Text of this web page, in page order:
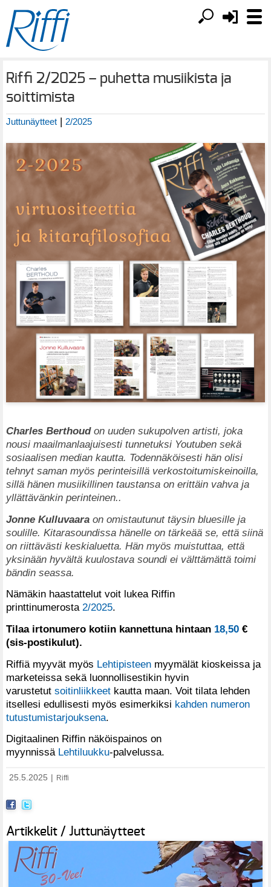
Riffi 2/2025 – puhetta musiikista ja
soittimista
Juttunäytteet | 2/2025
Charles Berthoudon uuden sukupolven artisti, joka
nousi maailmanlaajuisesti tunnetuksi Youtuben sekä
sosiaalisen median kautta. Todennäköisesti hän olisi
tehnyt saman myös perinteisillä verkostoitumiskeinoilla,
sillä hänen musiikillinen taustansa on erittäin vahva ja
yllättävänkin perinteinen..
Jonne Kulluvaara on omistautunut täysin bluesille ja
soulille. Kitarasoundissa hänelle on tärkeää se, että siinä
on riittävästi keskialuetta. Hän myös muistuttaa, että
yksinään hyvältä kuulostava soundi ei välttämättä toimi
bändin seassa.
Nämäkin haastattelut voit lukea Riffin
printtinumerosta 2/2025.
Tilaa irtonumero kotiin kannettuna hintaan 18,50 €
(sis-postikulut).
Riffiä myyvät myös Lehtipisteen myymälät kioskeissa ja
marketeissa sekä luonnollisestikin hyvin
varustetut soitinliikkeet kautta maan. Voit tilata lehden
itsellesi edullisesti myös esimerkiksi kahden numeron
tutustumistarjouksena.
Digitaalinen Riffin näköispainos on
myynnissä Lehtiluukku-palvelussa.
25.5.2025 Riffi
Artikkelit / Juttunäytteet